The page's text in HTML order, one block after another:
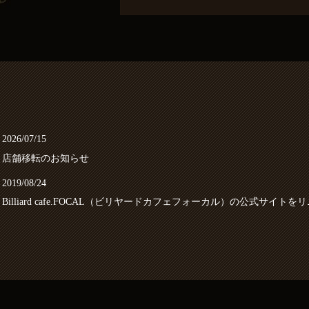
2026/07/15
店舗移転のお知らせ
2019/08/24
Billiard cafe.FOCAL（ビリヤードカフェフォーカル）の公式サイトを